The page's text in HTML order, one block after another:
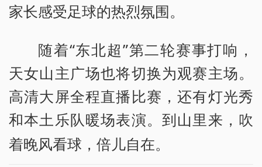
家长感受足球的热烈氛围。
随着“东北超”第二轮赛事打响，
天女山主广场也将切换为观赛主场。
高清大屏全程直播比赛，还有灯光秀
和本土乐队暖场表演。
到山里来，吹
着晚风看球，倍儿自在。